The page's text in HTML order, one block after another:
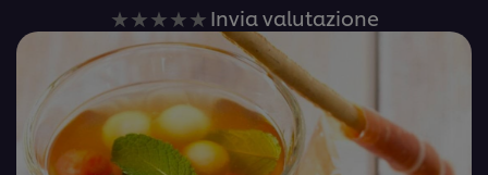
Nessuna
valutazione
inviata
per
questo
recipe
Invia valutazione